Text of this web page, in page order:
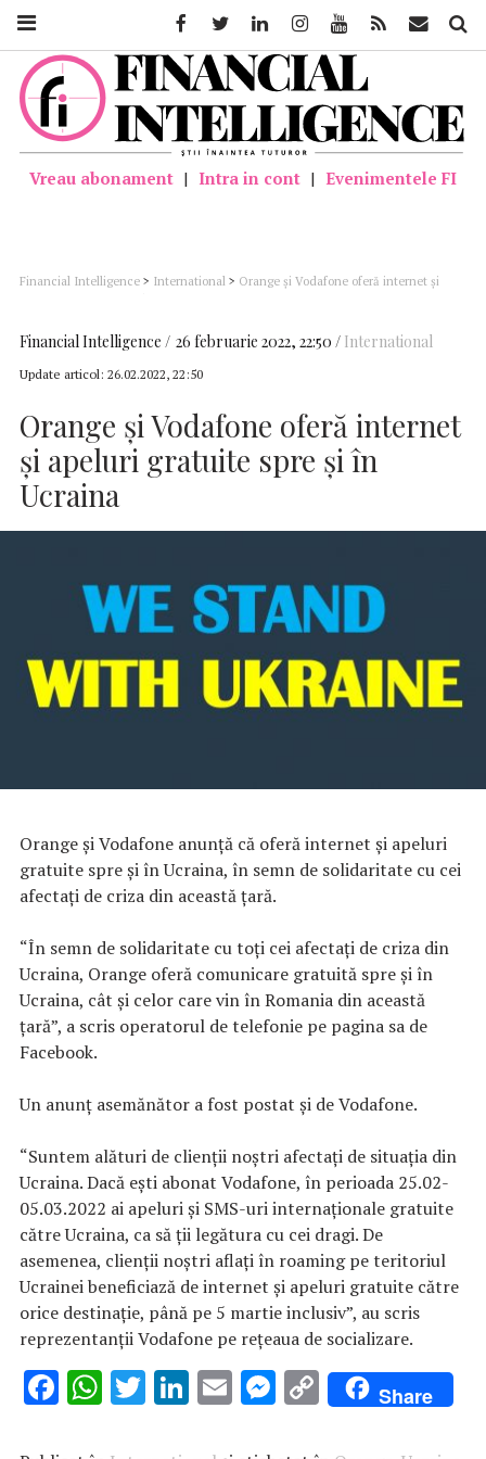
Vreau abonament | Intra in cont | Evenimentele FI
Financial Intelligence > International > Orange şi Vodafone oferă internet şi
Financial Intelligence 26 februarie 2022, 22:50 International
Update articol: 26.02.2022, 22:50
Orange şi Vodafone oferă internet
şi apeluri gratuite spre şi în
Ucraina
Orange şi Vodafone anunţă că oferă internet şi apeluri
gratuite spre şi în Ucraina, în semn de solidaritate cu cei
afectaţi de criza din această ţară.
“În semn de solidaritate cu toţi cei afectaţi de criza din
Ucraina, Orange oferă comunicare gratuită spre şi în
Ucraina, cât şi celor care vin în Romania din această
ţară”, a scris operatorul de telefonie pe pagina sa de
Facebook.
Un anunţ asemănător a fost postat şi de Vodafone.
“Suntem alături de clienţii noştri afectaţi de situaţia din
Ucraina. Dacă eşti abonat Vodafone, în perioada 25.02-
05.03.2022 ai apeluri şi SMS-uri internaţionale gratuite
către Ucraina, ca să ţii legătura cu cei dragi. De
asemenea, clienţii noştri aflaţi în roaming pe teritoriul
Ucrainei beneficiază de internet şi apeluri gratuite către
orice destinaţie, până pe 5 martie inclusiv”, au scris
reprezentanţii Vodafone pe reţeaua de socializare.
F W T Li E M C
o
Share
FacebookTwitter LinkedinInstagramYoutube Feed Mail